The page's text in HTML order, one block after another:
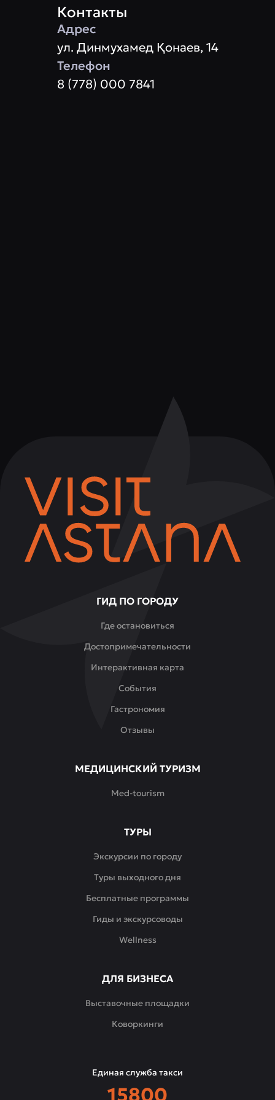
Контакты
Адрес
ул. Динмухамед Қонаев, 14
Телефон
8 (778) 000 7841
ГИД ПО ГОРОДУ
Где остановиться
Достопримечательности
Интерактивная карта
События
Гастрономия
Отзывы
МЕДИЦИНСКИЙ ТУРИЗМ
Med-tourism
ТУРЫ
Экскурсии по городу
Туры выходного дня
Бесплатные программы
Гиды и экскурсоводы
Wellness
ДЛЯ БИЗНЕСА
Выставочные площадки
Коворкинги
Единая служба такси
15800